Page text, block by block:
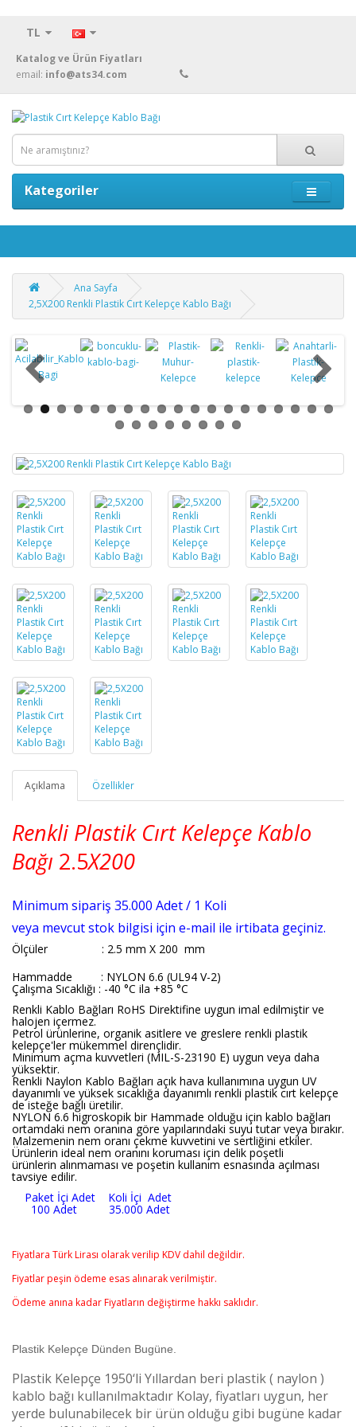
TL
Katalog ve Ürün Fiyatları
email: info@ats34.com
Kategoriler
Ana Sayfa
2,5X200 Renkli Plastik Cırt Kelepçe Kablo Bağı
Açıklama Özellikler
Renkli Plastik Cırt Kelepçe Kablo
Bağı 2.5X200
Minimum sipariş 35.000 Adet / 1 Koli
veya mevcut stok bilgisi için e-mail ile irtibata geçiniz.
Ölçüler
: 2.5 mm X 200 mm
Hammadde : NYLON 6.6 (UL94 V-2)
Çalışma Sıcaklığı : -40 °C ila +85 °C
Renkli Kablo Bağları RoHS Direktifine uygun imal edilmiştir ve
halojen içermez.
Petrol ürünlerine, organik asitlere ve greslere renkli plastik
kelepçe'ler mükemmel dirençlidir.
Minimum açma kuvvetleri (MIL-S-23190 E) uygun veya daha
yüksektir.
Renkli Naylon Kablo Bağları açık hava kullanımına uygun UV
dayanımlı ve yüksek sıcaklığa dayanımlı renkli plastik cırt kelepçe
de isteğe bağlı üretilir.
NYLON 6.6 higroskopik bir Hammade olduğu için kablo bağları
ortamdaki nem oranına göre yapılarındaki suyu tutar veya bırakır.
Malzemenin nem oranı çekme kuvvetini ve sertliğini etkiler.
Ürünlerin ideal nem oranını koruması için delik poşetli
ürünlerin alınmaması ve poşetin kullanım esnasında açılması
tavsiye edilir.
Paket İçi Adet Koli İçi Adet
100 Adet 35.000 Adet
Fiyatlara Türk Lirası olarak verilip KDV dahil değildir.
Fiyatlar peşin ödeme esas alınarak verilmiştir.
Ödeme anına kadar Fiyatların değiştirme hakkı saklıdır.
Plastik Kelepçe Dünden Bugüne.
Plastik Kelepçe 1950‘li Yıllardan beri plastik ( naylon )
kablo bağı kullanılmaktadır Kolay, fiyatları uygun, her
yerde bulunabilecek bir ürün olduğu gibi bugüne kadar